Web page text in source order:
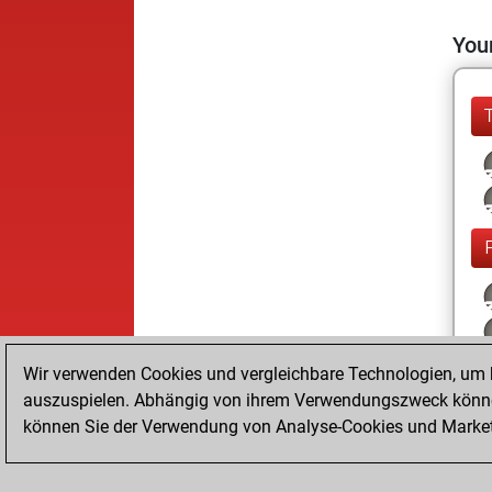
Wir verwenden Cookies und vergleichbare Technologien,
auszuspielen. Abhängig von ihrem Verwendungszweck
können Sie der Verwendung von Analyse-Cookies und